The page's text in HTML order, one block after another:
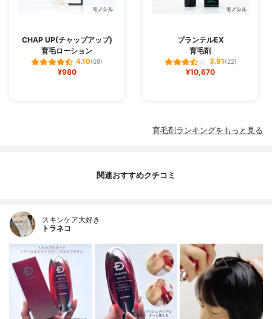
CHAP UP(チャップアップ)
育毛ローション
4.10(59)
¥980
プランテルEX
育毛剤
3.91(22)
¥10,670
育毛剤ランキングをもっと見る
関連おすすめクチコミ
スキンケア大好き
トラネコ